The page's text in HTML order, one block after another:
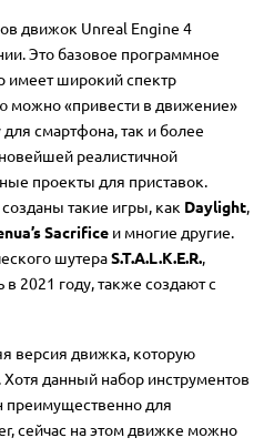
движок Unreal Engine 4
Это базовое программное
имеет широкий спектр
можно «привести в движение»
смартфона, так и более
реалистичной
проекты для приставок.
такие игры, как Daylight,
Sacrificeи многие другие.
шутераS.T.A.L.K.E.R.,
2021 году, также создают с
версия движка, которую
данный набор инструментов
преимущественно для
сейчас на этом движке можно